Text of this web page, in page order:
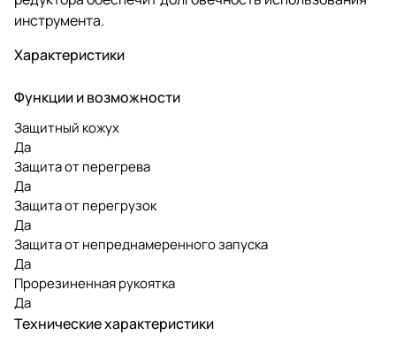
инструмента.
Характеристики
Функции и возможности
Защитный кожух
Да
Защита от перегрева
Да
Защита от перегрузок
Да
Защита от непреднамеренного запуска
Да
Прорезиненная рукоятка
Да
Технические характеристики